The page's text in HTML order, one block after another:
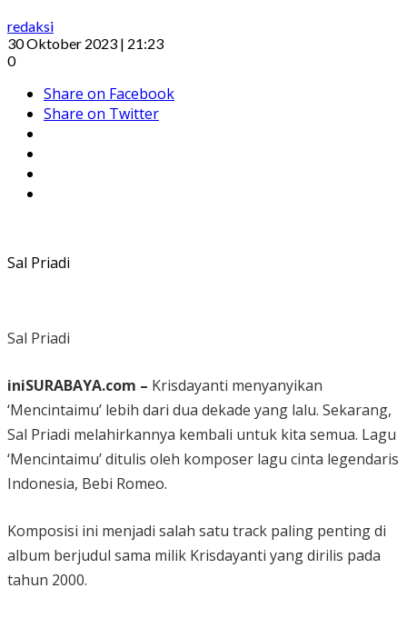
redaksi
30 Oktober 2023 | 21:23
0
Share on Facebook
Share on Twitter
Sal Priadi
Sal Priadi
iniSURABAYA.com – Krisdayanti menyanyikan
‘Mencintaimu’ lebih dari dua dekade yang lalu. Sekarang,
Sal Priadi melahirkannya kembali untuk kita semua. Lagu
‘Mencintaimu’ ditulis oleh komposer lagu cinta legendaris
Indonesia, Bebi Romeo.
Komposisi ini menjadi salah satu track paling penting di
album berjudul sama milik Krisdayanti yang dirilis pada
tahun 2000.